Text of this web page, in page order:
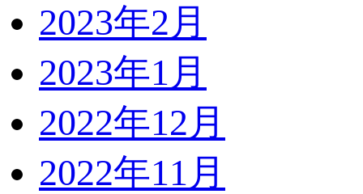
2023年2月
2023年1月
2022年12月
2022年11月